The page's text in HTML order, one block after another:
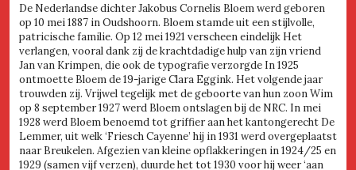
De Nederlandse dichter Jakobus Cornelis Bloem werd geboren
op 10 mei 1887 in Oudshoorn. Bloem stamde uit een stijlvolle,
patricische familie. Op 12 mei 1921 verscheen eindelijk Het
verlangen, vooral dank zij de krachtdadige hulp van zijn vriend
Jan van Krimpen, die ook de typografie verzorgde In 1925
ontmoette Bloem de 19-jarige Clara Eggink. Het volgende jaar
trouwden zij. Vrijwel tegelijk met de geboorte van hun zoon Wim
op 8 september 1927 werd Bloem ontslagen bij de NRC. In mei
1928 werd Bloem benoemd tot griffier aan het kantongerecht De
Lemmer, uit welk ‘Friesch Cayenne’ hij in 1931 werd overgeplaatst
naar Breukelen. Afgezien van kleine opflakkeringen in 1924/25 en
1929 (samen vijf verzen), duurde het tot 1930 voor hij weer ‘aan